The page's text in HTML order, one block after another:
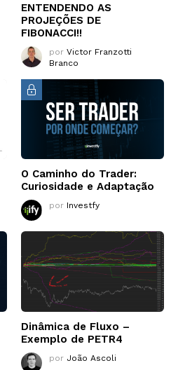
ENTENDENDO AS
PROJEÇÕES DE
FIBONACCI!!
por Victor Franzotti
Branco
O Caminho do Trader:
Curiosidade e Adaptação
por Investfy
Dinâmica de Fluxo –
Exemplo de PETR4
por João Ascoli